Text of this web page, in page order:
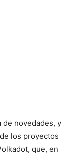
de novedades, y
los proyectos
que, en